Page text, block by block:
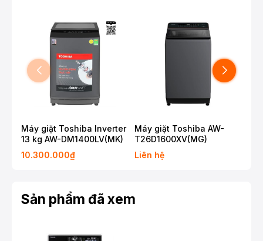
Máy giặt Toshiba Inverter
13 kg AW-DM1400LV(MK)
10.300.000₫
Máy giặt Toshiba AW-
T26D1600XV(MG)
Liên hệ
Sản phẩm đã xem